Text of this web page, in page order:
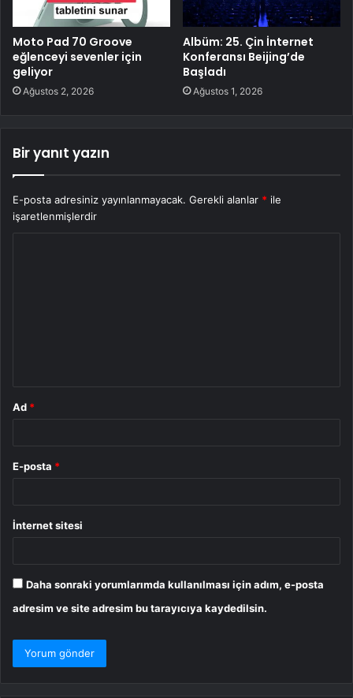
Moto Pad 70 Groove
eğlenceyi sevenler için
geliyor
Ağustos 2, 2026
Albüm: 25. Çin İnternet
Konferansı Beijing’de
Başladı
Ağustos 1, 2026
Bir yanıt yazın
E-posta adresiniz yayınlanmayacak. Gerekli alanlar * ile
işaretlenmişlerdir
Ad *
E-posta *
İnternet sitesi
Daha sonraki yorumlarımda kullanılması için adım, e-posta
adresim ve site adresim bu tarayıcıya kaydedilsin.